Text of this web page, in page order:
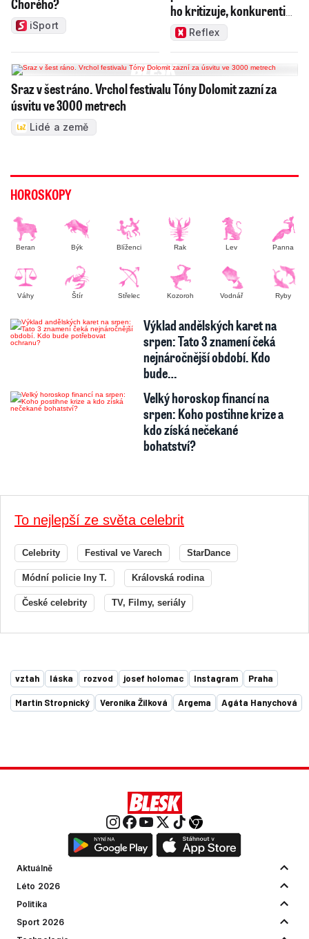
Chorého?
iSport
ho kritizuje, konkurenti
haní i chválí
Reflex
Sraz v šest ráno. Vrchol festivalu Tóny Dolomit zazní za
úsvitu ve 3000 metrech
Lidé a země
HOROSKOPY
Beran Býk Blíženci Rak Lev Panna
Váhy Štír Střelec Kozoroh Vodnář Ryby
Výklad andělských karet na
srpen: Tato 3 znamení čeká
nejnáročnější období. Kdo
bude…
Velký horoskop financí na
srpen: Koho postihne krize a
kdo získá nečekané
bohatství?
To nejlepší ze světa celebrit
Celebrity Festival ve Varech StarDance
Módní policie Iny T. Královská rodina
České celebrity TV, Filmy, seriály
vztah láska rozvod josef holomac Instagram Praha
Martin Stropnický Veronika Žilková Argema Agáta Hanychová
Aktuálně
Léto 2026
Politika
Sport 2026